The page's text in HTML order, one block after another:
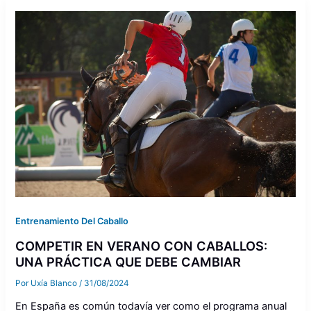
Entrenamiento Del Caballo
COMPETIR EN VERANO CON CABALLOS:
UNA PRÁCTICA QUE DEBE CAMBIAR
Por Uxía Blanco/ 31/08/2024
En España es común todavía ver como el programa anual